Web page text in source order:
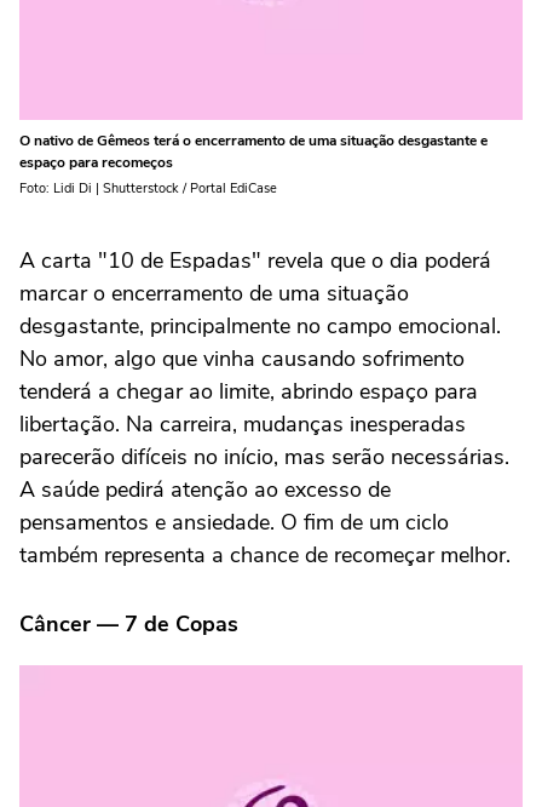
O nativo de Gêmeos terá o encerramento de uma situação desgastante e
espaço para recomeços
Foto: Lidi Di | Shutterstock / Portal EdiCase
A carta "10 de Espadas" revela que o dia poderá
marcar o encerramento de uma situação
desgastante, principalmente no campo emocional.
No amor, algo que vinha causando sofrimento
tenderá a chegar ao limite, abrindo espaço para
libertação. Na carreira, mudanças inesperadas
parecerão difíceis no início, mas serão necessárias.
A saúde pedirá atenção ao excesso de
pensamentos e ansiedade. O fim de um ciclo
também representa a chance de recomeçar melhor.
Câncer — 7 de Copas